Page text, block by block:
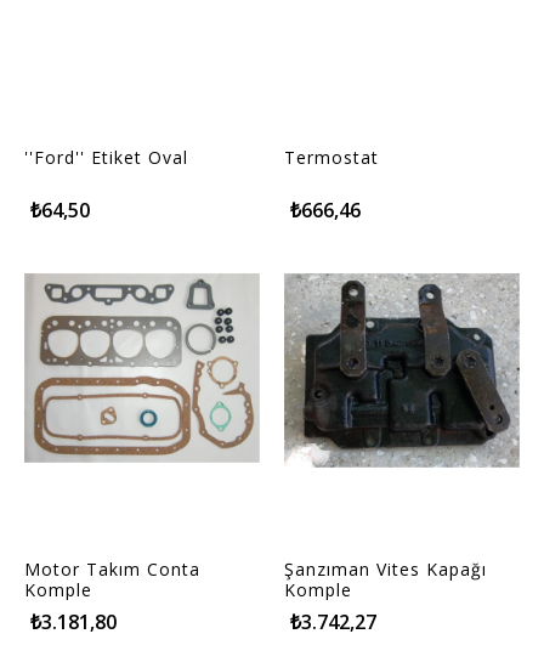
''Ford'' Etiket Oval
₺64,50
Termostat
₺666,46
Motor Takım Conta
Komple
₺3.181,80
Şanzıman Vites Kapağı
Komple
₺3.742,27